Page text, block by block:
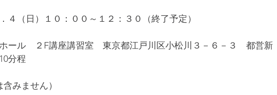
４（日）１０：００～１２：３０（終了予定）
ール　２F講座講習室　東京都江戸川区小松川３－６－３　都営新
分程
みません）